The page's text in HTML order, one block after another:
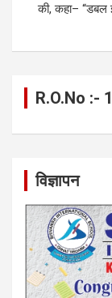
की, कहा– “डबल
R.O.No :-
विज्ञापन